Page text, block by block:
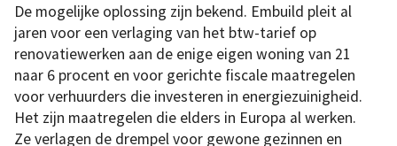
De mogelijke oplossing zijn bekend. Embuild pleit al
jaren voor een verlaging van het btw-tarief op
renovatiewerken aan de enige eigen woning van 21
naar 6 procent en voor gerichte fiscale maatregelen
voor verhuurders die investeren in energiezuinigheid.
Het zijn maatregelen die elders in Europa al werken.
Ze verlagen de drempel voor gewone gezinnen en